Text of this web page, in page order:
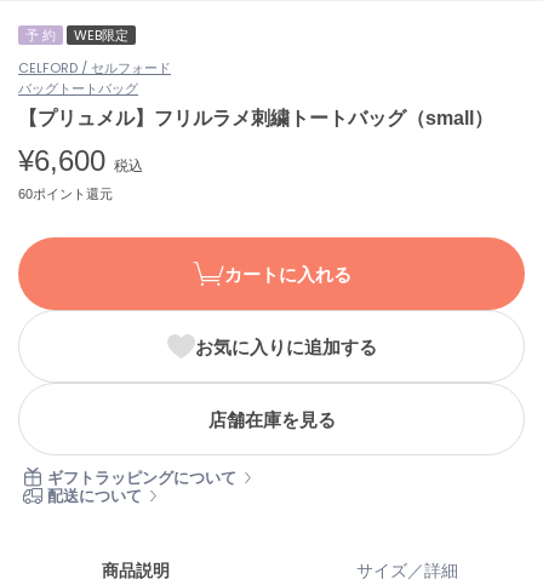
(121)
ànuke
アンヌーク
ASICS
アシックス
バンドリヤー
バブアー
Beyond Closet
ビヨンドクローゼット
予 約
WEB限定
CELFORD / セルフォード
バッグ トートバッグ
【プリュメル】フリルラメ刺繍トートバッグ（small）
¥6,600 税込
60ポイント還元
カートに入れる
お気に入りに追加する
店舗在庫を見る
ギフトラッピングについて
配送について
商品説明 サイズ／詳細